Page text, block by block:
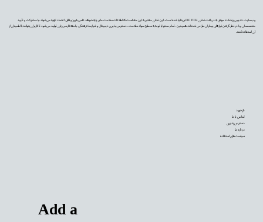
Add a
وب‌سایت «دیجی‌پزشک» موفق به دریافت نشان PIF TICK بریتانیا شده است. این نشان معتبر به این معناست که اطلاعات سلامت ما بر پایه شواهد علمی به‌روز و قابل اعتماد تهیه می‌شوند، با مشارکت و تأیید
متخصصان و با در نظر گرفتن نیازهای بیماران طراحی شده‌اند. همچنین، تمام محتوا با توجه به سطح سواد سلامت، دسترس‌پذیری دیجیتال و شرایط فرهنگی جامعه فارسی‌زبان تولید می‌شود تا کاربران بتوانند با اطمینان از
آن استفاده کنند.
بازخورد
تماس با ما
دسترس‌پذیری
درباره ما
سیاست‌های استفاده